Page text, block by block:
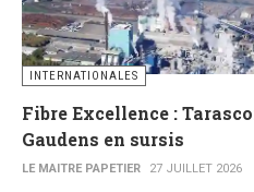
INTERNATIONALES
Fibre Excellence :
Gaudens en sursis
LE MAITRE PAPETIER 27 JUILLET 2026